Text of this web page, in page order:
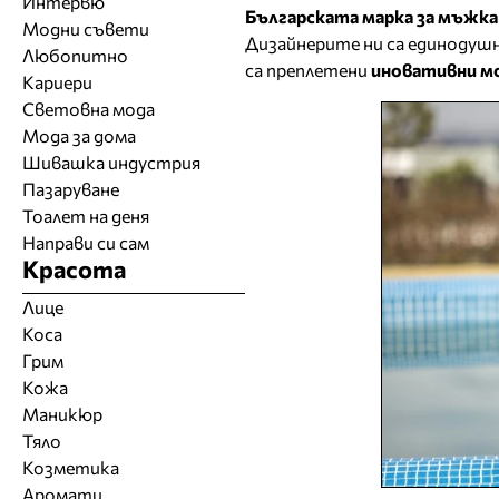
Българската марка за
Дизайнерите ни са
са преплетени иновативни
Модни съвети
Любопитно
Кариери
Световна мода
Мода за дома
Шивашка индустрия
Пазаруване
Тоалет на деня
Направи си сам
Красота
Лице
Коса
Грим
Кожа
Маникюр
Тяло
Козметика
Аромати